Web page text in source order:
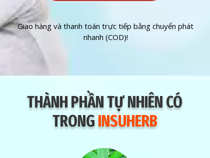
Giao hàng và thanh toán trực tiếp bằng chuyển phát
nhanh (COD)!
THÀNH PHẦN TỰ NHIÊN CÓ
TRONGINSUHERB